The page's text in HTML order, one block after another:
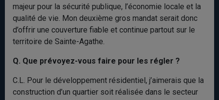
majeur pour la sécurité publique, l’économie locale et la
qualité de vie. Mon deuxième gros mandat serait donc
d’offrir une couverture fiable et continue partout sur le
territoire de Sainte-Agathe.
Q. Que prévoyez-vous faire pour les régler ?
C.L. Pour le développement résidentiel, j’aimerais que la
construction d’un quartier soit réalisée dans le secteur